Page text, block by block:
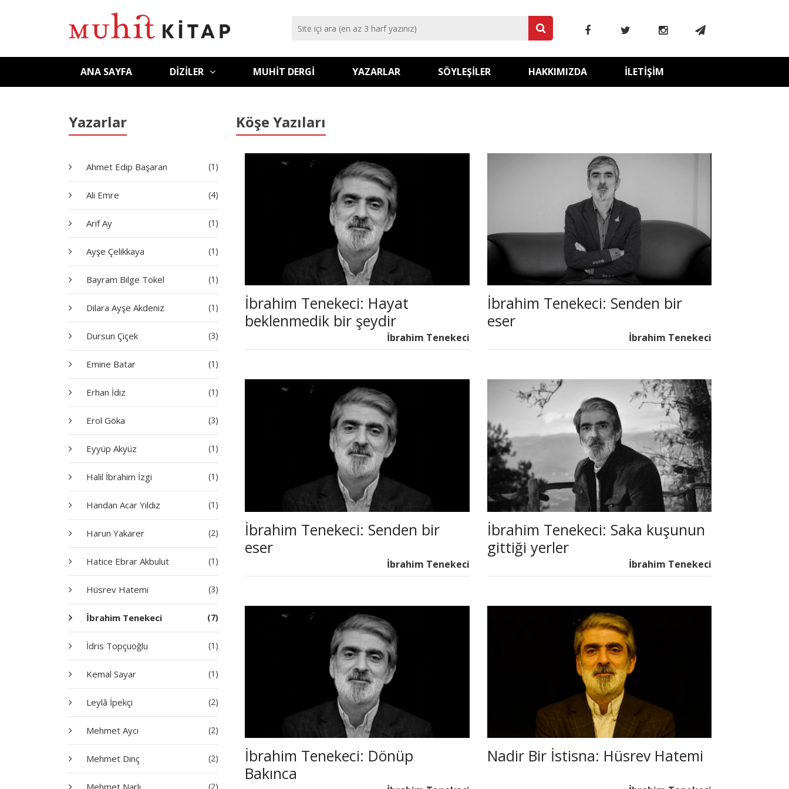
ANA SAYFA DIZILER MUHIT DERGI YAZARLAR SÖYLEŞILER HAKKIMIZDA İLETIŞIM
Yazarlar
Ahmet Edip Başaran (1)
Ali Emre (4)
Arif Ay (1)
Ayşe Çelikkaya (1)
Bayram Bilge Tokel (1)
Dilara Ayşe Akdeniz (1)
Dursun Çiçek (3)
Emine Batar (1)
Erhan İdiz (1)
Erol Göka (3)
Eyyüp Akyüz (1)
Halil İbrahim İzgi (1)
Handan Acar Yıldız (1)
Harun Yakarer (2)
Hatice Ebrar Akbulut (1)
Hüsrev Hatemi (3)
İbrahim Tenekeci (7)
İdris Topçuoğlu (1)
Kemal Sayar (1)
Leylâ İpekçi (2)
Mehmet Aycı (2)
Mehmet Dinç (2)
Mehmet Narlı (2)
Köşe Yazıları
İbrahim Tenekeci: Hayat
beklenmedik bir şeydir
İbrahim Tenekeci
İbrahim Tenekeci: Senden bir
eser
İbrahim Tenekeci
İbrahim Tenekeci: Senden bir
eser
İbrahim Tenekeci
İbrahim Tenekeci: Saka kuşunun
gittiği yerler
İbrahim Tenekeci
İbrahim Tenekeci: Dönüp
Bakınca
Nadir Bir İstisna: Hüsrev Hatemi